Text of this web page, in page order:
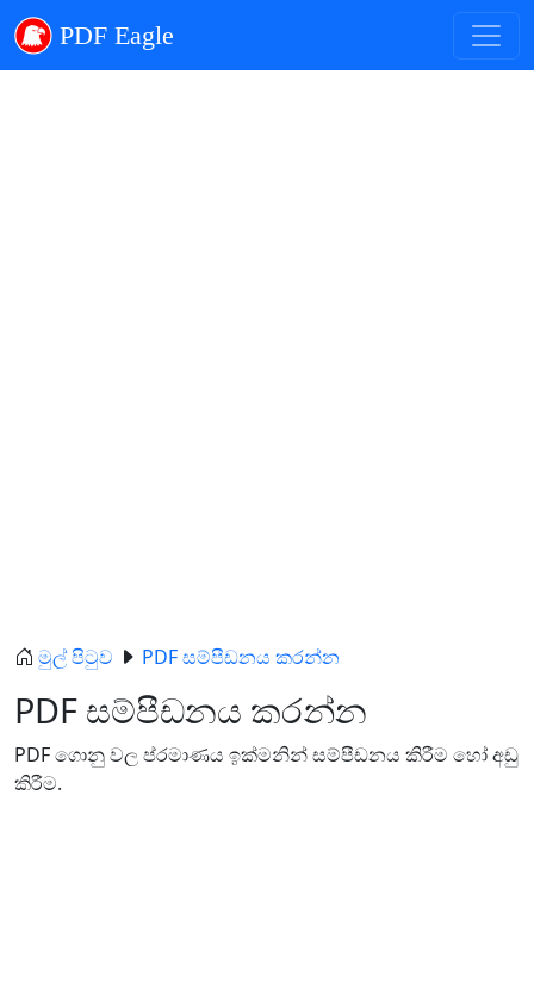
PDF Eagle
මුල් පිටුව PDF සම්පීඩනය කරන්න
PDF සම්පීඩනය කරන්න
PDF ගොනු වල ප්රමාණය ඉක්මනින් සම්පීඩනය කිරීම හෝ අඩු
කිරීම.